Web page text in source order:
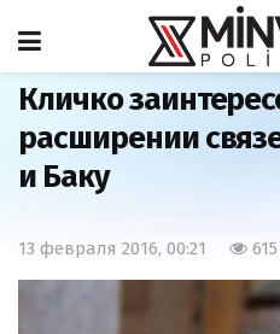
Главная Азербайджан
Кличко
расширении
и Баку
13 февраля 2016, 00:21 615